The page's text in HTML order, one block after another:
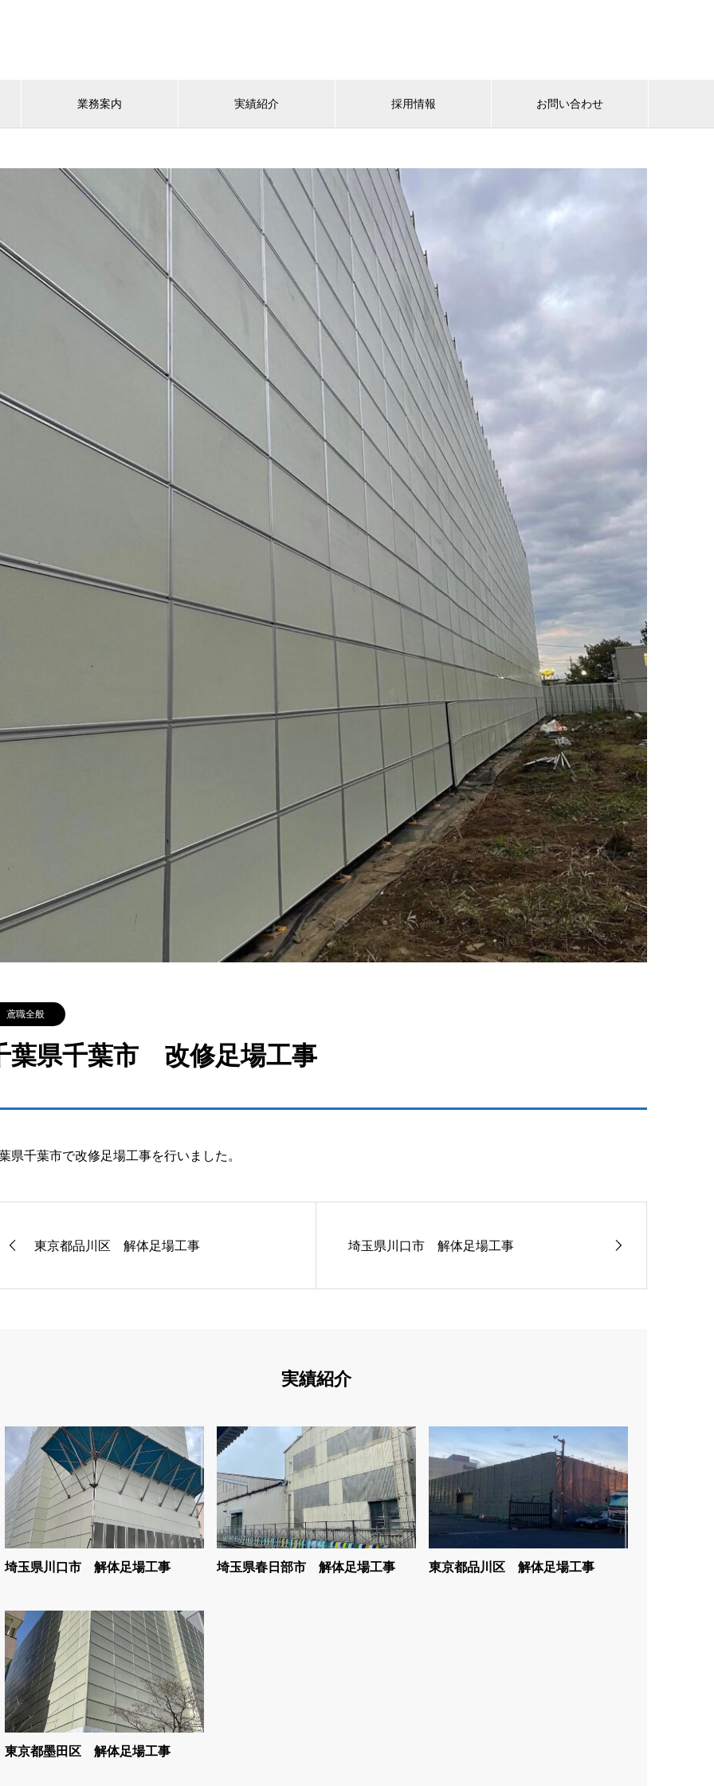
業務案内 実績紹介 採用情報 お問い合わせ
鳶職全般
葉県千葉市 改修足場工事
県千葉市で改修足場工事を行いました。
東京都品川区 解体足場工事 埼玉県川口市 解体足場工事
実績紹介
埼玉県川口市 解体足場工事 埼玉県春日部市 解体足場工事 東京都品川区 解体足場工事
東京都墨田区 解体足場工事